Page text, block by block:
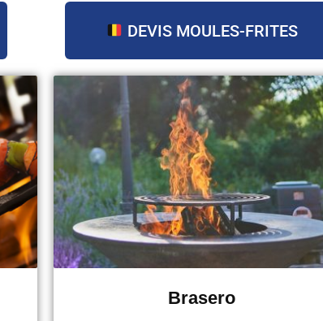
DEVIS MOULES-FRITES
Brasero